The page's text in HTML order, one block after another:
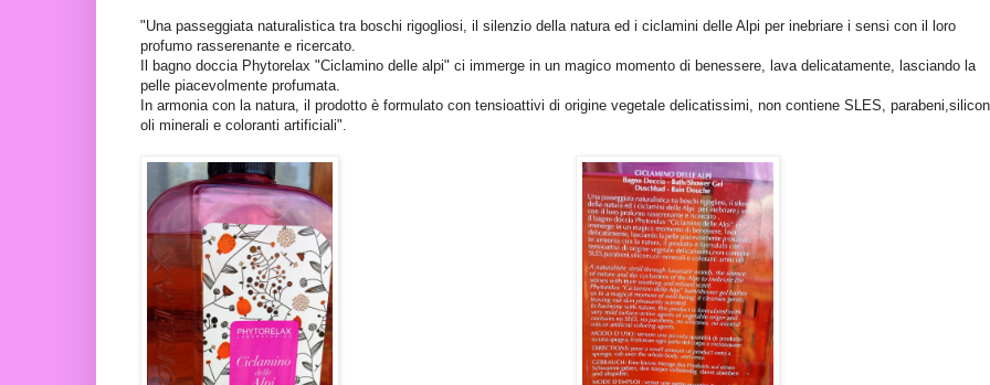
"Una passeggiata naturalistica tra boschi rigogliosi, il silenzio della natura ed i ciclamini delle Alpi per inebriare i sensi con il loro
profumo rasserenante e ricercato.
Il bagno doccia Phytorelax "Ciclamino delle alpi" ci immerge in un magico momento di benessere, lava delicatamente, lasciando la
pelle piacevolmente profumata.
In armonia con la natura, il prodotto è formulato con tensioattivi di origine vegetale delicatissimi, non contiene SLES,
oli minerali e coloranti artificiali".